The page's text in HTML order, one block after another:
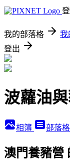
我的部落格 我
登出
波蘿油
相簿 部落格
澳門養豬營